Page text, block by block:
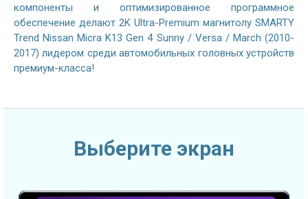
компоненты и оптимизированное программное
обеспечение делают 2K Ultra-Premium магнитолу SMARTY
Trend Nissan Micra K13 Gen 4 Sunny / Versa / March (2010-
2017) лидером среди автомобильных головных устройств
премиум-класса!
Выберите экран